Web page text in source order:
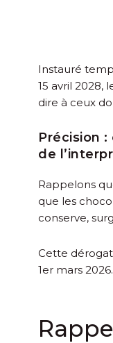
Instauré
15 avril 2028,
dire à ceux
Précision :
de
Rappelons
que les
conserve,
Cette
1er mars